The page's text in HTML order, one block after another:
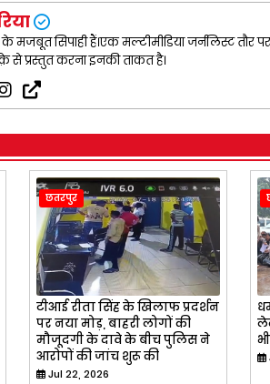
के मजबूत सिपाही हैं।एक मल्टीमीडिया जर्नलिस्ट तौर
प्रस्तुत करना इनकी ताकत है।
छतरपुर
टीआई रीता सिंह के खिलाफ प्रदर्शन
पर नया मोड़, बाहरी लोगों की
मौजूदगी के दावे के बीच पुलिस ने
आरोपों की जांच शुरू की
Jul 22, 2026